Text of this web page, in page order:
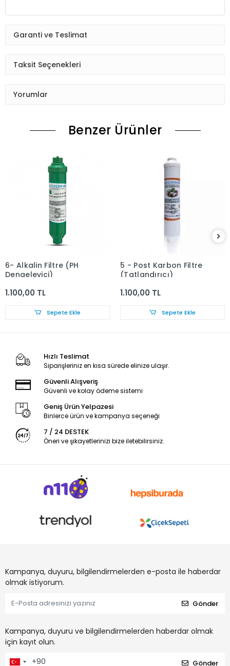
Garanti ve Teslimat
Taksit Seçenekleri
Yorumlar
Benzer Ürünler
6- Alkalin Filtre (PH
Dengeleyici)
1.100,00 TL
Sepete Ekle
5 - Post Karbon Filtre
(Tatlandırıcı)
1.100,00 TL
Sepete Ekle
Hızlı Teslimat
Siparişleriniz en kısa sürede elinize ulaşır.
Güvenli Alışveriş
Güvenli ve kolay ödeme sistemi
Geniş Ürün Yelpazesi
Binlerce ürün ve kampanya seçeneği
7 / 24 DESTEK
Öneri ve şikayetlerinizi bize iletebilirsiniz.
Kampanya, duyuru, bilgilendirmelerden e-posta ile haberdar
olmak istiyorum.
Gönder
Kampanya, duyuru ve bilgilendirmelerden haberdar olmak
için kayıt olun.
Gönder